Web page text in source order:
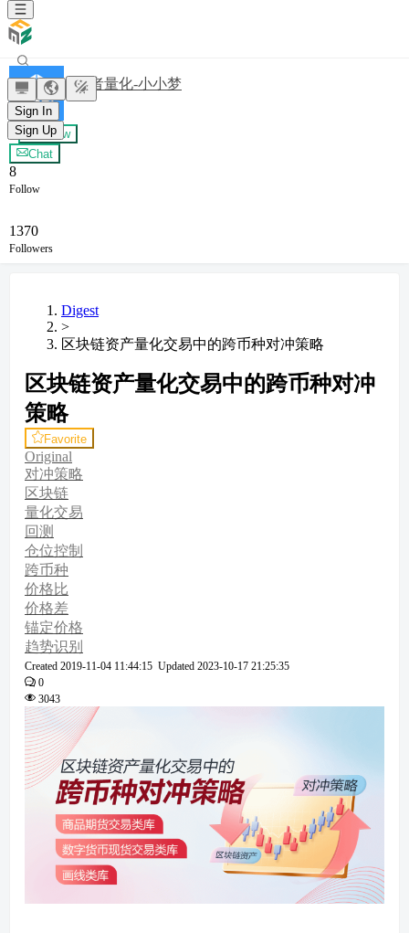
Sign In
Sign Up
发明者量化-小小梦
+ Follow
Chat
8
Follow
1370
Followers
Digest
>
区块链资产量化交易中的跨币种对冲策略
区块链资产量化交易中的跨币种对冲
策略
Favorite
Original
对冲策略
区块链
量化交易
回测
仓位控制
跨币种
价格比
价格差
锚定价格
趋势识别
Created 2019-11-04 11:44:15 Updated 2023-10-17 21:25:35
0
3043